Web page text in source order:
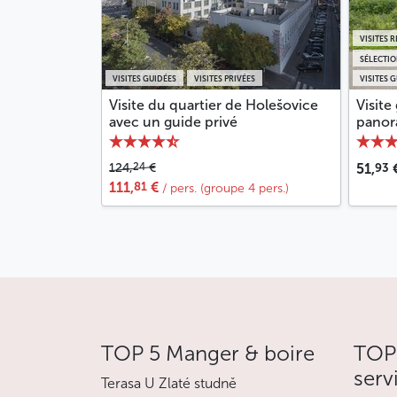
VISITES GUIDÉES VISITES PRIVÉES
Visite du quartier de Holešovice
avec un guide privé
124,24€
111,81 € / pers. (groupe 4 pers.)
VISITES
VISITES
Visite
51,93
TOP 5 Manger & boire
Terasa U Zlaté studně